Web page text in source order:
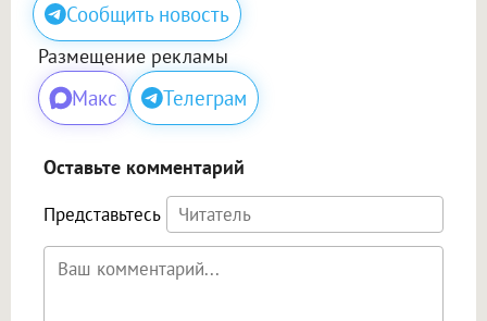
Сообщить новость
Размещение рекламы
Макс Телеграм
Оставьте комментарий
Представьтесь